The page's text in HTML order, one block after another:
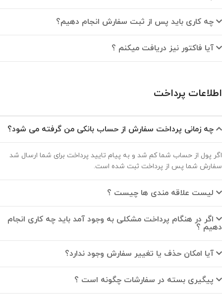
چه کاری باید پس از ثبت سفارش انجام دهیم؟
آیا فاکتور نیز دریافت میکنم ؟
اطلاعات پرداخت
چه زمانی پرداخت سفارش از حساب بانکی من گرفته می شود؟
اگر پول از حساب شما کم شد و به پیام تایید پرداخت برای شما ارسال شد
سفارش شما پس از پرداخت ثبت شده است.
لیست علاقه مندی ها چیست ؟
اگر در هنگام پرداخت مشکلی به وجود آمد باید چه کاری انجام
دهیم ؟
آیا امکان حذف یا تغییر سفارش وجود ندارد؟
پیگیری بسته در سفارشات چگونه است ؟